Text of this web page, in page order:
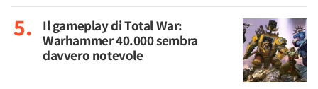
Il gameplay di Total War:
Warhammer 40.000 sembra
davvero notevole